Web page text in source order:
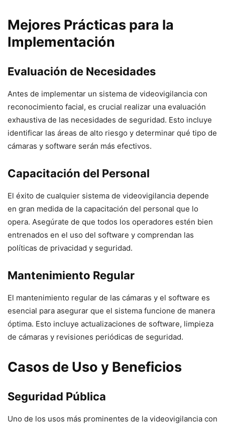
Mejores Prácticas para la
Implementación
Evaluación de Necesidades
Antes de implementar un sistema de videovigilancia con
reconocimiento facial, es crucial realizar una evaluación
exhaustiva de las necesidades de seguridad. Esto incluye
identificar las áreas de alto riesgo y determinar qué tipo de
cámaras y software serán más efectivos.
Capacitación del Personal
El éxito de cualquier sistema de videovigilancia depende
en gran medida de la capacitación del personal que lo
opera. Asegúrate de que todos los operadores estén bien
entrenados en el uso del software y comprendan las
políticas de privacidad y seguridad.
Mantenimiento Regular
El mantenimiento regular de las cámaras y el software es
esencial para asegurar que el sistema funcione de manera
óptima. Esto incluye actualizaciones de software, limpieza
de cámaras y revisiones periódicas de seguridad.
Casos de Uso y Beneficios
Seguridad Pública
Uno de los usos más prominentes de la videovigilancia con